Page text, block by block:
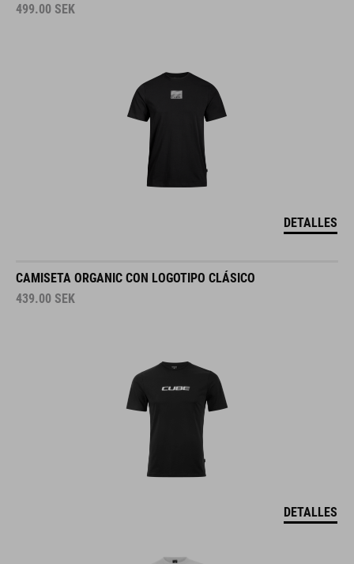
499.00 SEK
DETALLES
CAMISETA ORGANIC CON LOGOTIPO CLÁSICO
439.00 SEK
DETALLES